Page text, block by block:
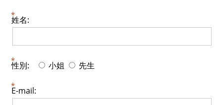
姓名:
性別: 小姐 先生
E-mail: